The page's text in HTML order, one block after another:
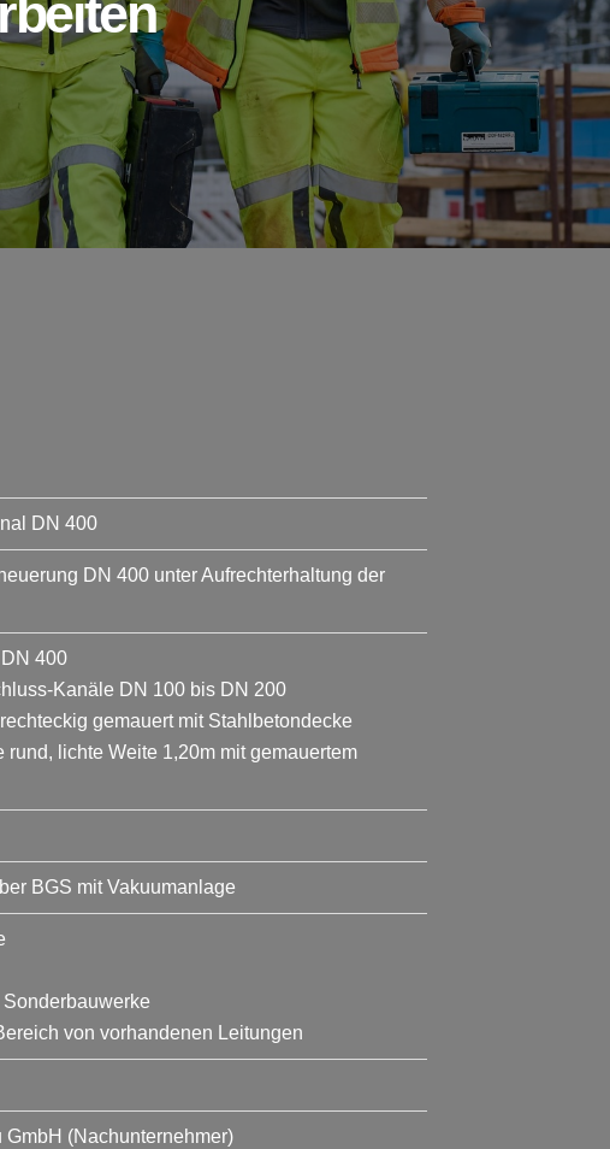
DN 400
DN 400 unter Aufrechterhaltung der
400
Kanäle DN 100 bis DN 200
gemauert mit Stahlbetondecke
rund, lichte Weite 1,20m mit gemauertem
BGS mit Vakuumanlage
von vorhandenen Leitungen
(Nachunternehmer)